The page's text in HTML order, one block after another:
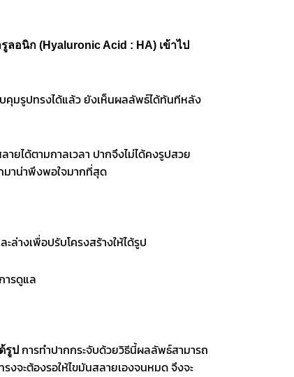
ลอนิก (Hyaluronic Acid : HA) เข้าไป
คุมรูปทรงได้แล้ว ยังเห็นผลลัพธ์ได้ทันทีหลัง
ยได้ตามกาลเวลา ปากจึงไม่ได้คงรูปสวย
มาน่าพึงพอใจมากที่สุด
ล่างเพื่อปรับโครงสร้างให้ได้รูป
ารดูแล
รูป การทำปากกระจับด้วยวิธีนี้ผลลัพธ์สามารถ
งจะต้องรอให้ไขมันสลายเองจนหมด จึงจะ